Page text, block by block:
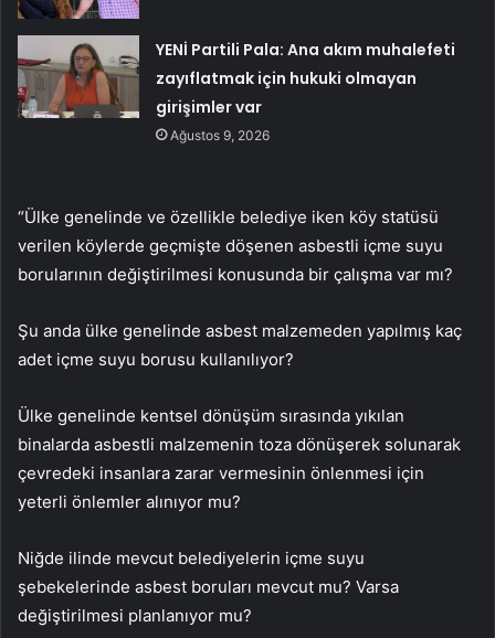
YENİ Partili Pala: Ana akım muhalefeti
zayıflatmak için hukuki olmayan
girişimler var
Ağustos 9, 2026
“Ülke genelinde ve özellikle belediye iken köy statüsü
verilen köylerde geçmişte döşenen asbestli içme suyu
borularının değiştirilmesi konusunda bir çalışma var mı?
Şu anda ülke genelinde asbest malzemeden yapılmış kaç
adet içme suyu borusu kullanılıyor?
Ülke genelinde kentsel dönüşüm sırasında yıkılan
binalarda asbestli malzemenin toza dönüşerek solunarak
çevredeki insanlara zarar vermesinin önlenmesi için
yeterli önlemler alınıyor mu?
Niğde ilinde mevcut belediyelerin içme suyu
şebekelerinde asbest boruları mevcut mu? Varsa
değiştirilmesi planlanıyor mu?